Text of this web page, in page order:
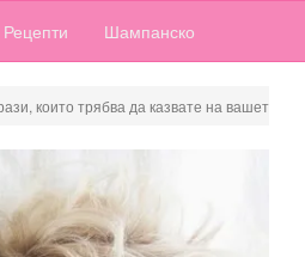
Рецепти Шампанско
които трябва да казвате на вашето дете